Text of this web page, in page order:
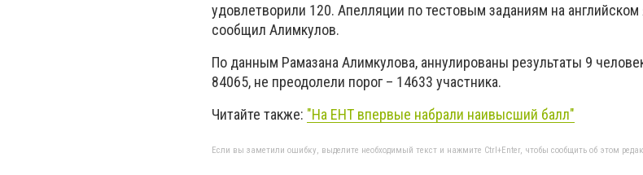
удовлетворили 120. Апелляции по тестовым заданиям на английском
сообщил Алимкулов.
По данным Рамазана Алимкулова, аннулированы результаты 9
84065, не преодолели порог – 14633 участника.
Читайте также: "На ЕНТ впервые набрали наивысший балл"
Если вы заметили ошибку, выделите необходимый текст и нажмите Ctrl+Enter, чтобы сообщить об этом